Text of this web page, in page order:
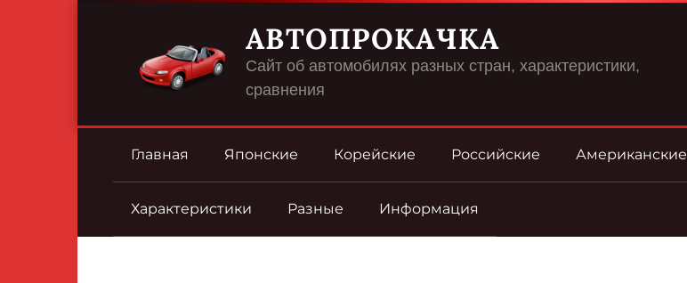
АВТОПРОКАЧКА
Сайт об автомобилях разных стран, характеристики,
сравнения
Главная Японские Корейские Российские Американские
Характеристики Разные Информация